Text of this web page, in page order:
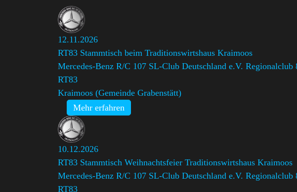
12.11.2026
RT83 Stammtisch beim Traditionswirtshaus Kraimoos
Mercedes-Benz R/C 107 SL-Club Deutschland e.V. Regionalclub
RT83
Kraimoos (Gemeinde Grabenstätt)
Mehr erfahren
10.12.2026
RT83 Stammtisch Weihnachtsfeier Traditionswirtshaus Kraimoos
Mercedes-Benz R/C 107 SL-Club Deutschland e.V. Regionalclub
RT83